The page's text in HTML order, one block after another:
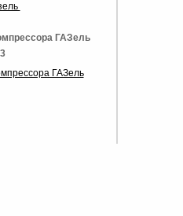
ГАЗель
ГАЗель